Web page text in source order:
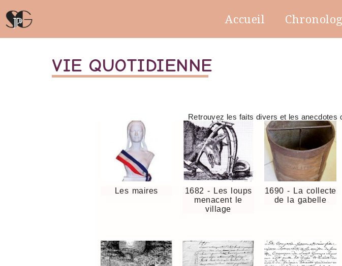
Accueil
VIE QUOTIDIENNE
Retrouvez les faits divers et les anecdotes
Les maires
1682 - Les loups
menacent le
village
1690 - La collecte
de la gabelle